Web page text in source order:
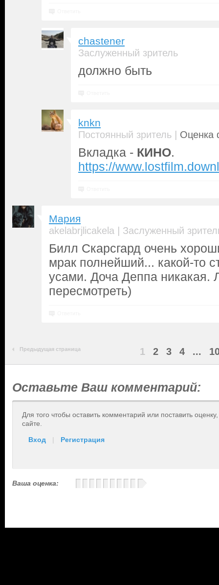
chastener
Заслуженный зритель
должно быть
knkn
Постоянный зритель | Оценка
Вкладка - КИНО.
https://
Мария
akelabrjlicakela | Заслуженный
Билл Скарсгард очень
мрак полнейший... какой-то
усами. Доча Деппа никакая.
пересмотреть)
Предыдущая страница 1 2 3 4 ...
Оставьте Ваш комментарий:
Для того чтобы оставить комментарий или поставить
сайте.
Вход | Регистрация
Ваша оценка: